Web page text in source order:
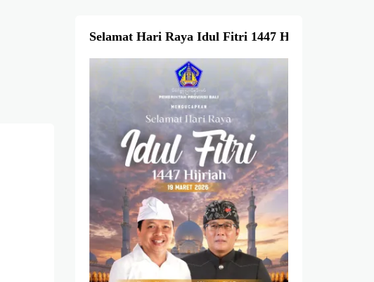
Selamat Hari Raya Idul Fitri 1447 Hijriah